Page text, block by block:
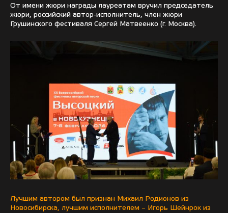
От имени жюри награды лауреатам вручил председатель
жюри, российский автор-исполнитель, член жюри
Грушинского фестиваля Сергей Матвеенко (г. Москва).
Лучшим автором был признан Михаил Родионов из
Новосибирска, лучшим исполнителем – Игорь Шейнрок из